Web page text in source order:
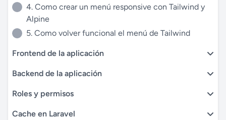
4. Como crear un menú responsive con Tailwind y
Alpine
5. Como volver funcional el menú de Tailwind
Frontend de la aplicación
Backend de la aplicación
Roles y permisos
Cache en Laravel